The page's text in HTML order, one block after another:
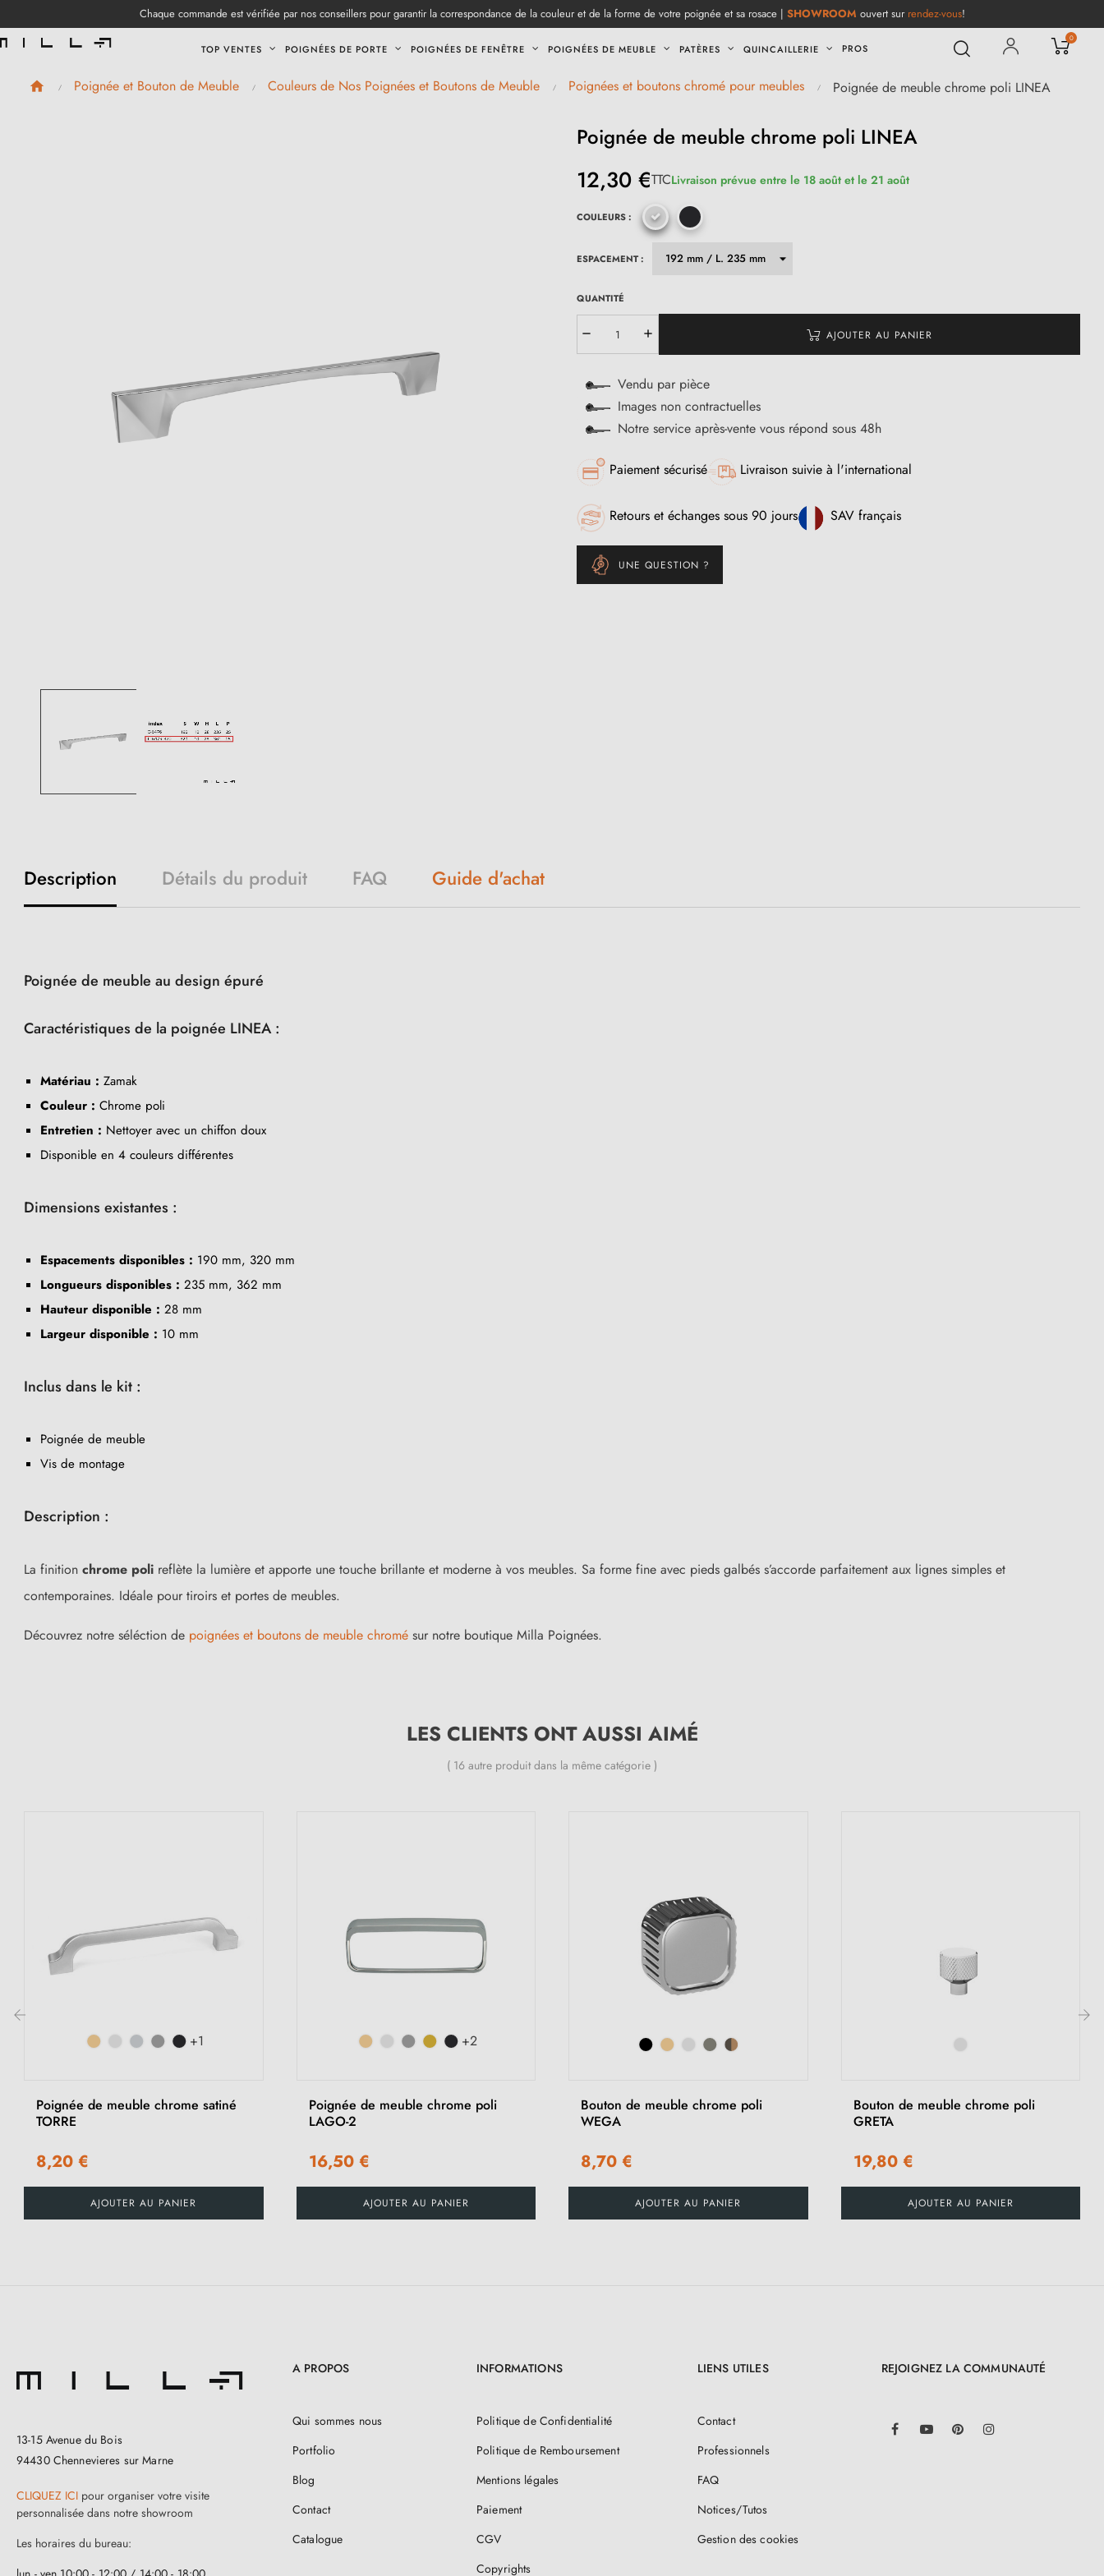
Chaque commande est vérifiée par nos conseillers pour garantir la correspondance de la couleur et de la forme de votre poignée et sa rosace | SHOWROOM ouvert sur rendez-vous!
TOP VENTES POIGNÉES DE PORTE POIGNÉES DE FENÊTRE POIGNÉES DE MEUBLE PATÈRES QUINCAILLERIE PROS
0
Poignée et Bouton de Meuble Couleurs de Nos Poignées et Boutons de Meuble Poignées et boutons chromé pour meubles Poignée de meuble chrome poli LINEA
Poignée de meuble chrome poli LINEA
12,30 €TTCLivraison prévue entre le 18 août et le 21 août
COULEURS :
ESPACEMENT :
QUANTITÉ
AJOUTER AU PANIER
Vendu par pièce
Images non contractuelles
Notre service après-vente vous répond sous 48h
Paiement sécurisé Livraison suivie à l'international
Retours et échanges sous 90 jours SAV français
UNE QUESTION ?
Description Détails du produit FAQ Guide d'achat
Poignée de meuble au design épuré
Caractéristiques de la poignée LINEA :
Matériau : Zamak
Couleur : Chrome poli
Entretien : Nettoyer avec un chiffon doux
Disponible en 4 couleurs différentes
Dimensions existantes :
Espacements disponibles : 190 mm, 320 mm
Longueurs disponibles : 235 mm, 362 mm
Hauteur disponible : 28 mm
Largeur disponible : 10 mm
Inclus dans le kit :
Poignée de meuble
Vis de montage
Description :
La finition chrome poli reflète la lumière et apporte une touche brillante et moderne à vos meubles. Sa forme fine avec pieds galbés s’accorde parfaitement aux lignes simples et
contemporaines. Idéale pour tiroirs et portes de meubles.
Découvrez notre séléction de poignées et boutons de meuble chromé sur notre boutique Milla Poignées.
LES CLIENTS ONT AUSSI AIMÉ
( 16 autre produit dans la même catégorie )
+1
Poignée de meuble chrome satiné
TORRE
8,20 €
AJOUTER AU PANIER
+2
Poignée de meuble chrome poli
LAGO-2
16,50 €
AJOUTER AU PANIER
Bouton de meuble chrome poli
WEGA
8,70 €
AJOUTER AU PANIER
Bouton de meuble chrome poli
GRETA
19,80 €
AJOUTER AU PANIER
13-15 Avenue du Bois
94430 Chennevieres sur Marne
CLIQUEZ ICI pour organiser votre visite
personnalisée dans notre showroom
Les horaires du bureau:
A PROPOS
Qui sommes nous
Portfolio
Blog
Contact
Catalogue
INFORMATIONS
Politique de Confidentialité
Politique de Remboursement
Mentions légales
Paiement
CGV
Copyrights
LIENS UTILES
Contact
Professionnels
FAQ
Notices/Tutos
Gestion des cookies
REJOIGNEZ LA COMMUNAUTÉ
FacebookYouTube Pinterest